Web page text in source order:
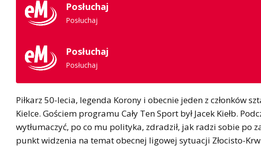
Posłuchaj
Posłuchaj
Posłuchaj
Posłuchaj
Piłkarz 50-lecia, legenda Korony i obecnie jeden z członków
Kielce. Gościem programu Cały Ten Sport był Jacek Kiełb.
wytłumaczyć, po co mu polityka, zdradził, jak radzi sobie po
punkt widzenia na temat obecnej ligowej sytuacji Złocisto-